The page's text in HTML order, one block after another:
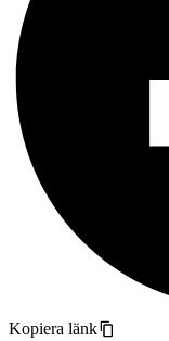
Kopiera länk